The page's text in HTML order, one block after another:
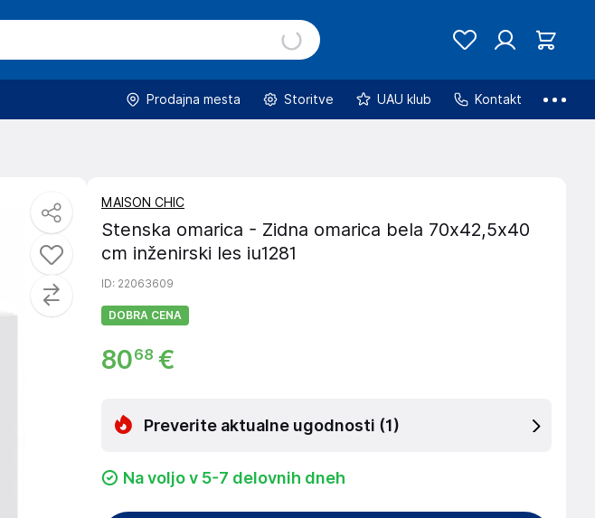
Prodajna mesta Storitve UAU klub Kontakt
MAISON CHIC
Stenska omarica - Zidna omarica bela 70x42,5x40
cm inženirski les iu1281
ID: 22063609
DOBRA CENA
8068 €
Preverite aktualne ugodnosti (1)
Na voljo v 5-7 delovnih dneh